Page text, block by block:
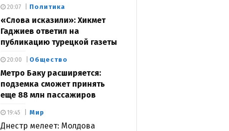
Политика
«Слова исказили»: Хикмет
Гаджиев ответил на
публикацию турецкой газеты
20:07
Общество
Метро Баку расширяется:
подземка сможет принять
еще 88 млн пассажиров
20:00
Мир
Днестр мелеет: Молдова
19:45